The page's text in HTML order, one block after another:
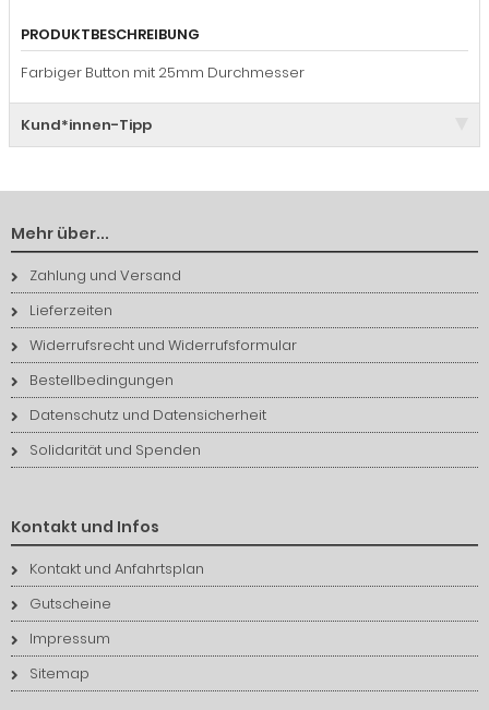
PRODUKTBESCHREIBUNG
Farbiger Button mit 25mm Durchmesser
Kund*innen-Tipp
Mehr über...
Zahlung und Versand
Lieferzeiten
Widerrufsrecht und Widerrufsformular
Bestellbedingungen
Datenschutz und Datensicherheit
Solidarität und Spenden
Kontakt und Infos
Kontakt und Anfahrtsplan
Gutscheine
Impressum
Sitemap